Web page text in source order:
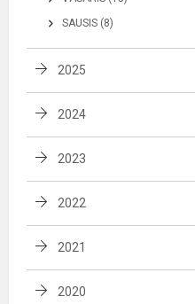
SAUSIS (8)
2025
2024
2023
2022
2021
2020